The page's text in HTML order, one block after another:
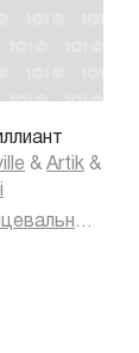
& Artik &
Танцевальная музыка